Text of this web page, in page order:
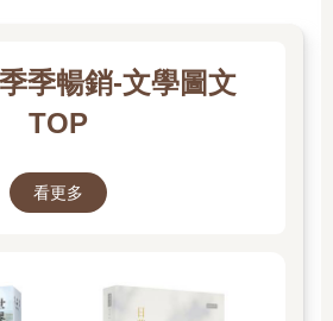
樣的長夢？
關阿米的一切就是真實的；如果愛心不
麗的夢。
據。」
季暢銷-文學圖文
TOP
看更多